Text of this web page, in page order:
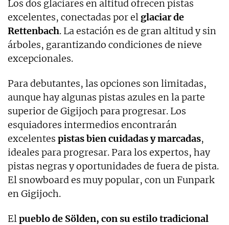
Los dos glaciares en altitud ofrecen pistas
excelentes, conectadas por el glaciar de
Rettenbach. La estación es de gran altitud y sin
árboles, garantizando condiciones de nieve
excepcionales.
Para debutantes, las opciones son limitadas,
aunque hay algunas pistas azules en la parte
superior de Gigijoch para progresar. Los
esquiadores intermedios encontrarán
excelentes pistas bien cuidadas y marcadas,
ideales para progresar. Para los expertos, hay
pistas negras y oportunidades de fuera de pista.
El snowboard es muy popular, con un Funpark
en Gigijoch.
Elpueblo de Sölden, con su estilo tradicional